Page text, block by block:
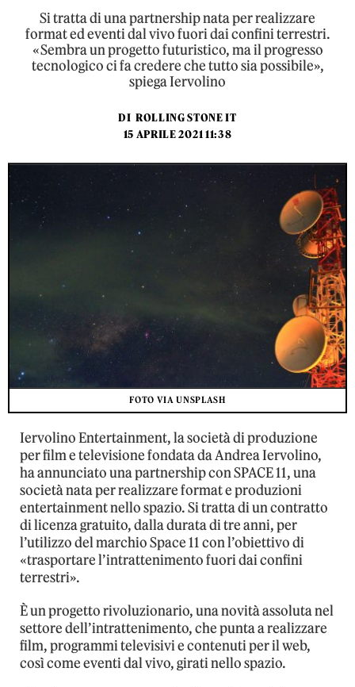
Si tratta di una partnership nata per realizzare
format ed eventi dal vivo fuori dai confini terrestri.
«Sembra un progetto futuristico, ma il progresso
tecnologico ci fa credere che tutto sia possibile»,
spiega Iervolino
DI ROLLING STONE IT
15 APRILE 2021 11:38
FOTO VIA UNSPLASH
Iervolino Entertainment, la società di produzione
per film e televisione fondata da Andrea Iervolino,
ha annunciato una partnership con SPACE 11, una
società nata per realizzare format e produzioni
entertainment nello spazio. Si tratta di un contratto
di licenza gratuito, dalla durata di tre anni, per
l’utilizzo del marchio Space 11 con l’obiettivo di
«trasportare l’intrattenimento fuori dai confini
terrestri».
È un progetto rivoluzionario, una novità assoluta nel
settore dell’intrattenimento, che punta a realizzare
film, programmi televisivi e contenuti per il web,
così come eventi dal vivo, girati nello spazio.